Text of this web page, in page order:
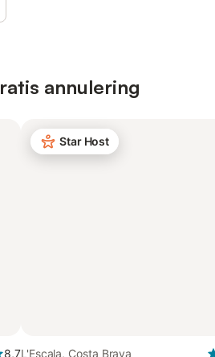
annulering
8,7
Star Host
L'Escala, Costa Brava